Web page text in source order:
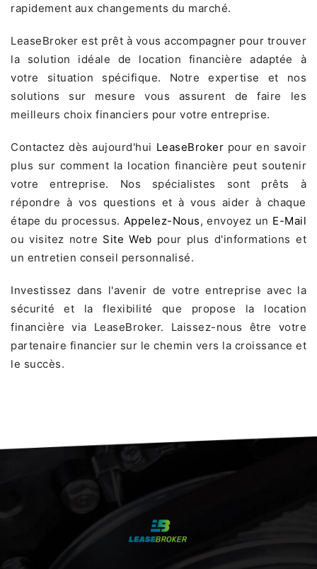
rapidement aux changements du marché.
LeaseBroker est prêt à vous accompagner pour trouver
la solution idéale de location financière adaptée à
votre situation spécifique. Notre expertise et nos
solutions sur mesure vous assurent de faire les
meilleurs choix financiers pour votre entreprise.
Contactez dès aujourd'hui LeaseBroker pour en savoir
plus sur comment la location financière peut soutenir
votre entreprise. Nos spécialistes sont prêts à
répondre à vos questions et à vous aider à chaque
étape du processus. Appelez-Nous, envoyez un E-Mail
ou visitez notre Site Web pour plus d'informations et
un entretien conseil personnalisé.
Investissez dans l'avenir de votre entreprise avec la
sécurité et la flexibilité que propose la location
financière via LeaseBroker. Laissez-nous être votre
partenaire financier sur le chemin vers la croissance et
le succès.